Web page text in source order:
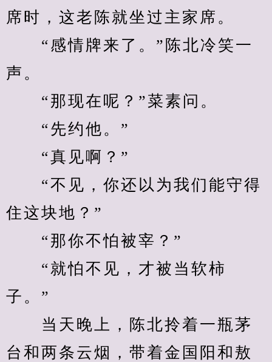
席时，这老陈就坐过主家席。
“感情牌来了。”陈北冷笑一
声。
“那现在呢？”菜素问。
“先约他。”
“真见啊？”
“不见，你还以为我们能守得
住这块地？”
“那你不怕被宰？”
“就怕不见，才被当软柿
子。”
当天晚上，陈北拎着一瓶茅
台和两条云烟，带着金国阳和敖